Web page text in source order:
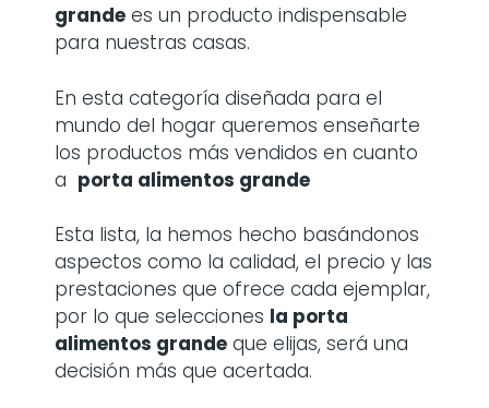
grande es un producto indispensable
para nuestras casas.
En esta categoría diseñada para el
mundo del hogar queremos enseñarte
los productos más vendidos en cuanto
a porta alimentos grande
Esta lista, la hemos hecho basándonos
aspectos como la calidad, el precio y las
prestaciones que ofrece cada ejemplar,
por lo que selecciones la porta
alimentos grande que elijas, será una
decisión más que acertada.